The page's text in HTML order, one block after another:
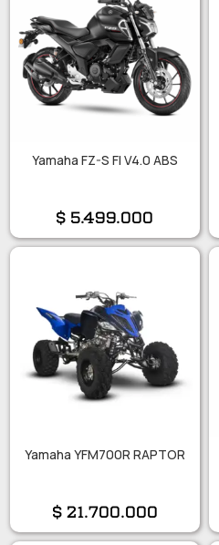
Yamaha FZ-S FI V4.0 ABS
$5.499.000
Yamaha YFM700R RAPTOR
$21.700.000